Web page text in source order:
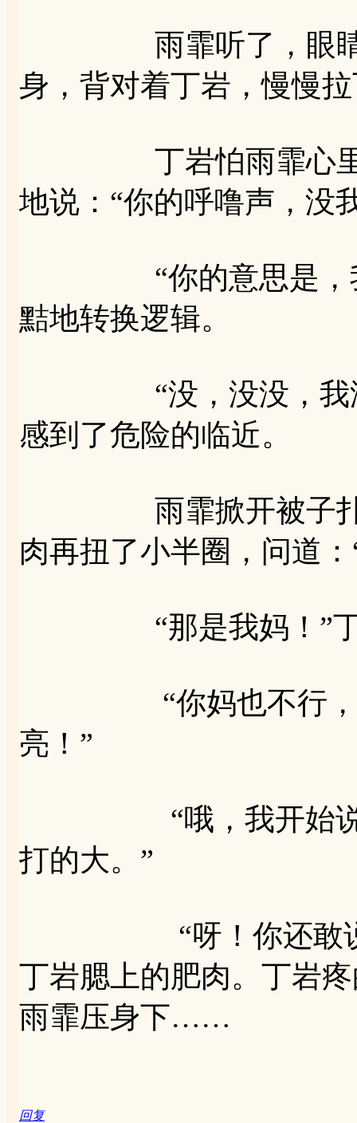
雨霏听了，眼睛狡
身，背对着丁岩，慢慢
丁岩怕雨霏心里不
地说：“你的呼噜声，没
“你的意思是，我没
黠地转换逻辑。
“没，没没，我没这
感到了危险的临近。
雨霏掀开被子扑倒
肉再扭了小半圈，问道
“那是我妈！”丁
“你妈也不行，你
亮！”
“哦，我开始说错
打的大。”
“呀！你还敢说，
丁岩腮上的肥肉。丁岩
雨霏压身下……
回复